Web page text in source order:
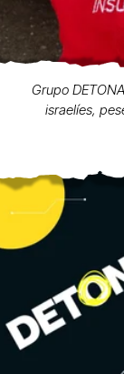
Grupo
israelíes,